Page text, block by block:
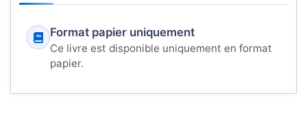
Format papier uniquement
Ce livre est disponible uniquement en format
papier.